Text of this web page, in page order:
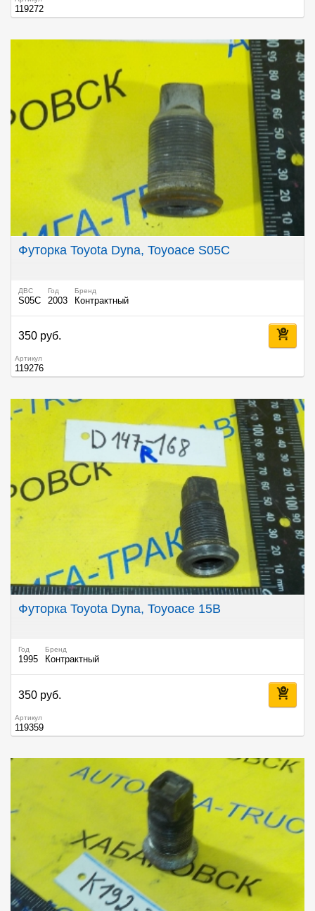
119272
Футорка Toyota Dyna, Toyoace S05C
ДВС
S05C
Год
2003
Бренд
Контрактный
350 руб.
Артикул
119276
Футорка Toyota Dyna, Toyoace 15В
Год
1995
Бренд
Контрактный
350 руб.
Артикул
119359